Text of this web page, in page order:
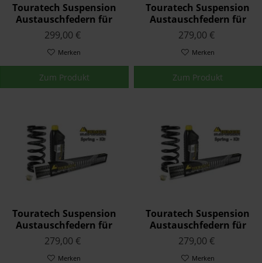
Touratech Suspension
Austauschfedern für
Triumph TIGER 955
(aluminium wheels)
2005 - 2006
299,00 €
Merken
Zum Produkt
Touratech Suspension
Austauschfedern für
Triumph TIGER 900 1999
- 2000
279,00 €
Merken
Zum Produkt
Touratech Suspension
Austauschfedern für
Triumph TIGER 900 1998
-
279,00 €
Merken
Touratech Suspension
Austauschfedern für
Triumph TIGER 900 1991
- 1997
279,00 €
Merken